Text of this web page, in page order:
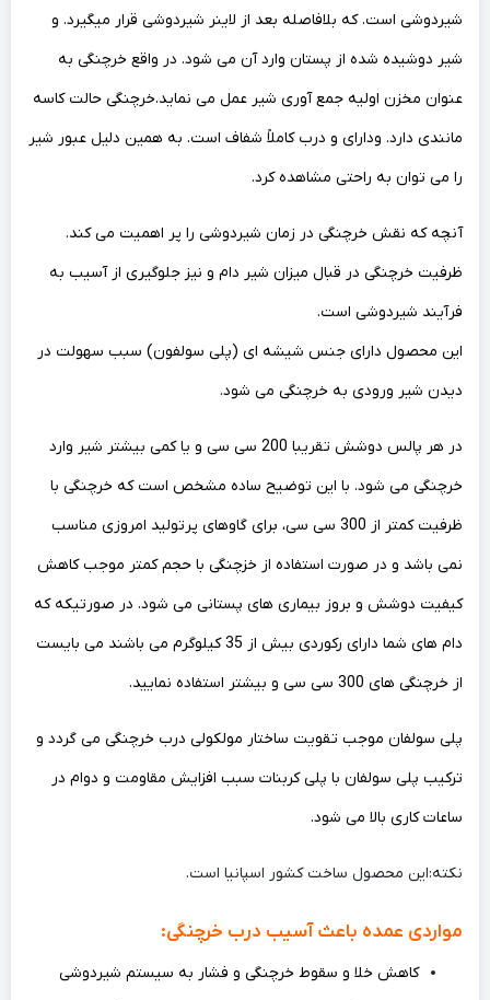
شیردوشی است. که بلافاصله بعد از لاینر شیردوشی قرار میگیرد. و
شیر دوشیده شده از پستان وارد آن می شود. در واقع خرچنگی به
عنوان مخزن اولیه جمع آوری شیر عمل می نماید.خرچنگی حالت کاسه
مانندی دارد. ودارای و درب کاملاً شفاف است. به همین دلیل عبور شیر
را می توان به راحتی مشاهده کرد.
آنچه که نقش خرچنگی در زمان شیردوشی را پر اهمیت می کند.
ظرفیت خرچنگی در قبال میزان شیر دام و نیز جلوگیری از آسیب به
فرآیند شیردوشی است.
این محصول دارای جنس شیشه ای (پلی سولفون) سبب سهولت در
دیدن شیر ورودی به خرچنگی می شود.
در هر پالس دوشش تقریبا 200 سی سی و یا کمی بیشتر شیر وارد
خرچنگی می شود. با این توضیح ساده مشخص است که خرچنگی با
ظرفیت کمتر از 300 سی سی، برای گاوهای پرتولید امروزی مناسب
نمی باشد و در صورت استفاده از خزچنگی با حجم کمتر موجب کاهش
کیفیت دوشش و بروز بیماری های پستانی می شود. در صورتیکه که
دام های شما دارای رکوردی بیش از 35 کیلوگرم می باشند می بایست
از خرچنگی های 300 سی سی و بیشتر استفاده نمایید.
پلی سولفان موجب تقویت ساختار مولکولی درب خرچنگی می گردد و
ترکیب پلی سولفان با پلی کربنات سبب افزایش مقاومت و دوام در
ساعات کاری بالا می شود.
نکته:این محصول ساخت کشور اسپانیا است.
مواردی عمده باعث آسیب درب خرچنگی:
کاهش خلا و سقوط خرچنگی و فشار به سیستم شیردوشی